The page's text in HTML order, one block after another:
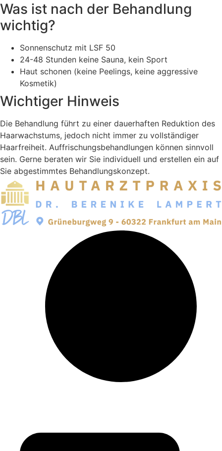
Was ist nach der Behandlung
wichtig?
Sonnenschutz mit LSF 50
24-48 Stunden keine Sauna, kein Sport
Haut schonen (keine Peelings, keine aggressive
Kosmetik)
Wichtiger Hinweis
Die Behandlung führt zu einer dauerhaften Reduktion des
Haarwachstums, jedoch nicht immer zu vollständiger
Haarfreiheit. Auffrischungsbehandlungen können sinnvoll
sein. Gerne beraten wir Sie individuell und erstellen ein auf
Sie abgestimmtes Behandlungskonzept.